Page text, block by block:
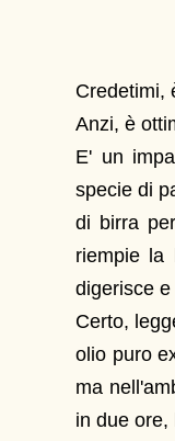
Credetimi,
Anzi, è
E' un
specie di
di birra
riempie la
digerisce
Certo,
olio puro
ma
in due ore,